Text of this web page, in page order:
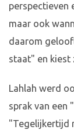
perspectieven
maar ook
daarom
staat" en kiest
Lahlah werd
sprak van een
"Tegelijkertijd